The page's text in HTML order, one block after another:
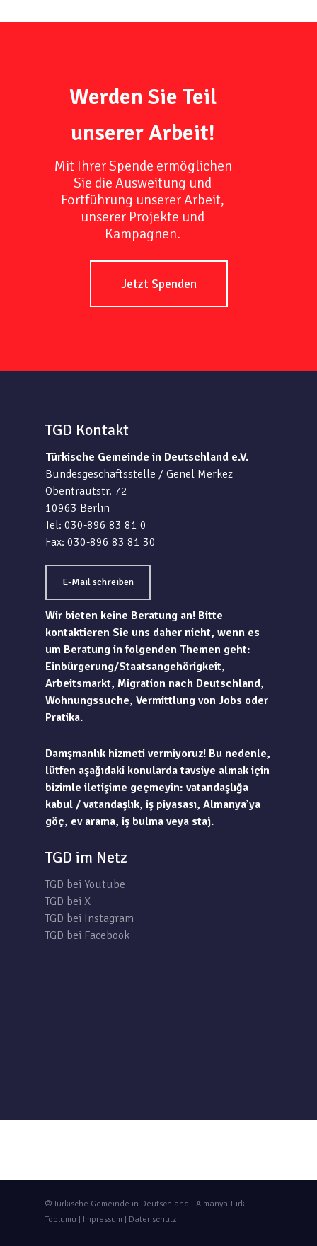
Werden Sie Teil
unserer Arbeit!
Mit Ihrer Spende ermöglichen
Sie die Ausweitung und
Fortführung unserer Arbeit,
unserer Projekte und
Kampagnen.
Jetzt Spenden
TGD Kontakt
Türkische Gemeinde in Deutschland e.V.
Bundesgeschäftsstelle / Genel Merkez
Obentrautstr. 72
10963 Berlin
Tel: 030-896 83 81 0
Fax: 030-896 83 81 30
E-Mail schreiben
Wir bieten keine Beratung an! Bitte
kontaktieren Sie uns daher nicht, wenn es
um Beratung in folgenden Themen geht:
Einbürgerung/Staatsangehörigkeit,
Arbeitsmarkt, Migration nach Deutschland,
Wohnungssuche, Vermittlung von Jobs oder
Pratika.
Danışmanlık hizmeti vermiyoruz! Bu nedenle,
lütfen aşağıdaki konularda tavsiye almak için
bizimle iletişime geçmeyin: vatandaşlığa
kabul / vatandaşlık, iş piyasası, Almanya’ya
göç, ev arama, iş bulma veya staj.
TGD im Netz
TGD bei Youtube
TGD bei X
TGD bei Instagram
TGD bei Facebook
© Türkische Gemeinde in Deutschland - Almanya Türk
Toplumu | Impressum Datenschutz